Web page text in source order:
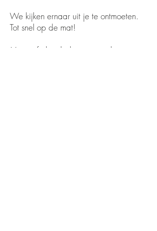
We kijken ernaar uit je te ontmoeten.
Tot snel op de mat!
Meer info kan bekomen worden